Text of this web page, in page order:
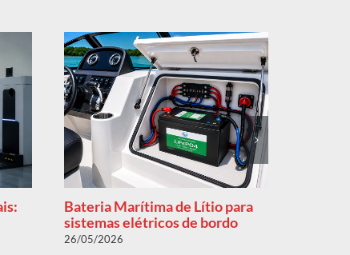
Bateria Marítima de Lítio para
sistemas elétricos de bordo
26/05/2026